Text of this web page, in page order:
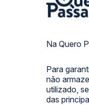
Na Quero
Para
não
utilizado,
das